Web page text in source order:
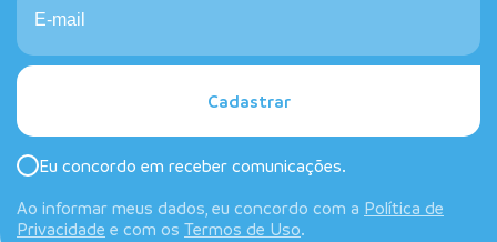
Cadastrar
Eu concordo em receber comunicações.
Ao informar meus dados, eu concordo com a Política de
Privacidade e com os Termos de Uso.